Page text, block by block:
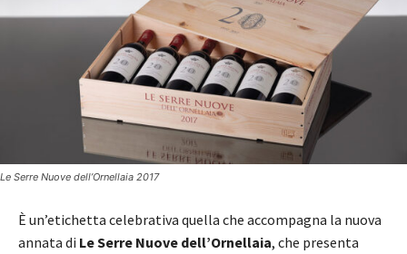
Le Serre Nuove dell’Ornellaia 2017
È un’etichetta celebrativa quella che accompagna la nuova
annata di Le Serre Nuove dell’Ornellaia, che presenta